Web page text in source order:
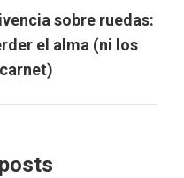
sobre ruedas:
el alma (ni los